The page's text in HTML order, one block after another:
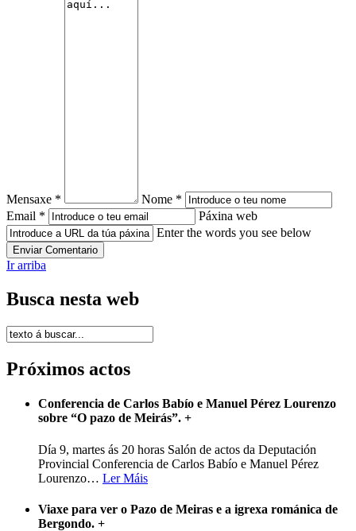
Mensaxe *
Nome *
Email *
Páxina web
Enter the words you see below
Ir arriba
Busca nesta web
Próximos actos
Conferencia de Carlos Babío e Manuel Pérez Lourenzo
sobre “O pazo de Meirás”. +
Día 9, martes ás 20 horas Salón de actos da Deputación
Provincial Conferencia de Carlos Babío e Manuel Pérez
Lourenzo… Ler Máis
Viaxe para ver o Pazo de Meiras e a igrexa románica de
Bergondo. +